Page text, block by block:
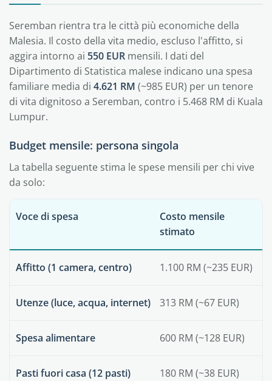
Seremban rientra tra le città più economiche della
Malesia. Il costo della vita medio, escluso l'affitto, si
aggira intorno ai 550 EUR mensili. I dati del
Dipartimento di Statistica malese indicano una spesa
familiare media di 4.621 RM (~985 EUR) per un tenore
di vita dignitoso a Seremban, contro i 5.468 RM di Kuala
Lumpur.
Budget mensile: persona singola
La tabella seguente stima le spese mensili per chi vive
da solo:
Voce di spesa
Costo mensile
stimato
Affitto (1 camera, centro) 1.100 RM (~235 EUR)
Utenze (luce, acqua, internet) 313 RM (~67 EUR)
Spesa alimentare 600 RM (~128 EUR)
Pasti fuori casa (12 pasti) 180 RM (~38 EUR)